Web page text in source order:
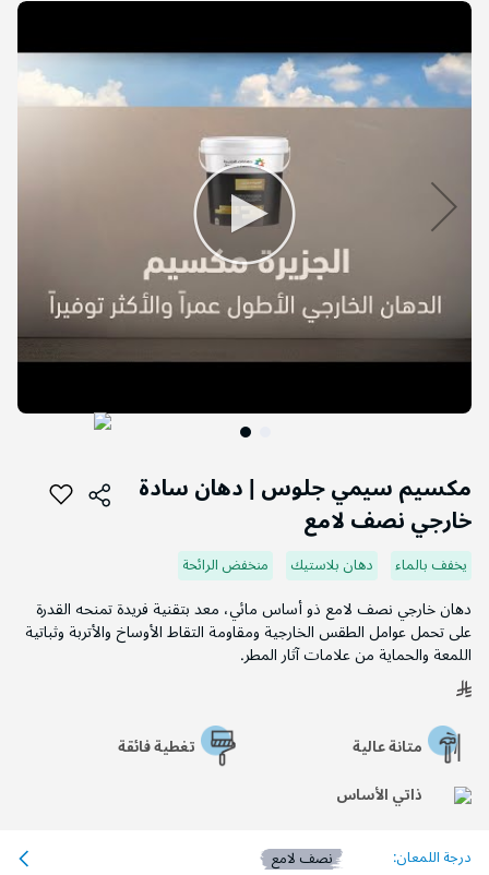
مكسيم سيمي جلوس | دهان سادة
خارجي نصف لامع
يخفف بالماء دهان بلاستيك منخفض الرائحة
دهان خارجي نصف لامع ذو أساس مائي، معد بتقنية فريدة تمنحه القدرة
على تحمل عوامل الطقس الخارجية ومقاومة التقاط الأوساخ والأتربة وثباتية
اللمعة والحماية من علامات آثار المطر.
متانة عالية
تغطية فائقة
ذاتي الأساس
درجة اللمعان: نصف لامع
التخطي
نهاية
معرض
الصور
إلى
بداية
معرض
الصور